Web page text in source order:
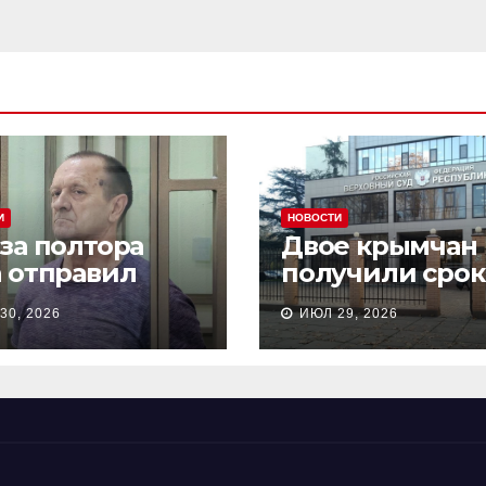
полтора
отправил
из
в
на 18 лет
2026
НОВОСТИ
Двое крымчан
получили
то, что
СВО»
ИЮЛ 29, 2026